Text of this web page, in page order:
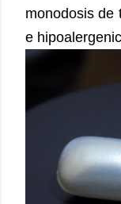
monodosis de
e